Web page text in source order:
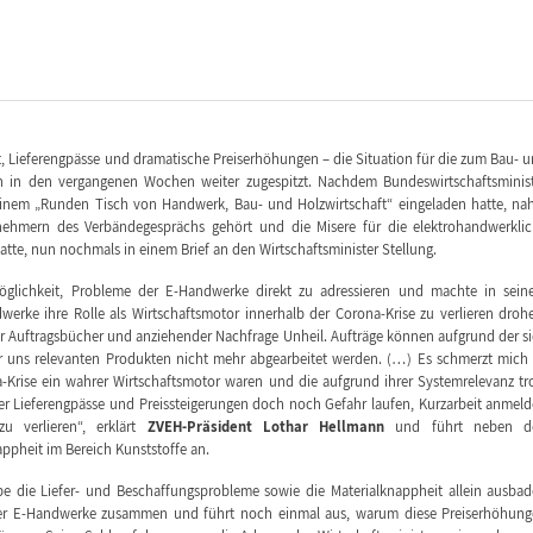
und dramatische Preiserhöhungen – die Situation für die zum Bau-
den vergangenen Wochen weiter zugespitzt. Nachdem
„Runden Tisch von Handwerk, Bau- und Holzwirtschaft“ eingeladen hatte,
des Verbändegesprächs gehört und die Misere für die
nun nochmals in einem Brief an den Wirtschaftsminister Stellung.
Probleme der E-Handwerke direkt zu adressieren und machte in
ihre Rolle als Wirtschaftsmotor innerhalb der Corona-Krise zu verlieren
und anziehender Nachfrage Unheil. Aufträge können aufgrund der
uns relevanten Produkten nicht mehr abgearbeitet werden. (…) Es schmerzt mich
ein wahrer Wirtschaftsmotor waren und die aufgrund ihrer Systemrelevanz
Lieferengpässe und Preissteigerungen doch noch Gefahr laufen, Kurzarbeit
verlieren“, erklärt ZVEH-Präsident Lothar Hellmann und führt neben
im Bereich Kunststoffe an.
die Liefer- und Beschaffungsprobleme sowie die Materialknappheit allein
E-Handwerke zusammen und führt noch einmal aus, warum diese